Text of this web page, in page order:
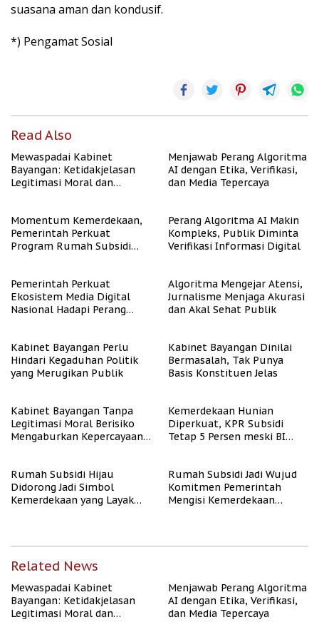
suasana aman dan kondusif.
*) Pengamat Sosial
Read Also
Mewaspadai Kabinet
Bayangan: Ketidakjelasan
Legitimasi Moral dan
Menjawab Perang Algoritma
AI dengan Etika, Verifikasi,
dan Media Tepercaya
Momentum Kemerdekaan,
Pemerintah Perkuat
Program Rumah Subsidi
Perang Algoritma AI Makin
Kompleks, Publik Diminta
Verifikasi Informasi Digital
Pemerintah Perkuat
Ekosistem Media Digital
Nasional Hadapi Perang
Algoritma Mengejar Atensi,
Jurnalisme Menjaga Akurasi
dan Akal Sehat Publik
Kabinet Bayangan Perlu
Hindari Kegaduhan Politik
yang Merugikan Publik
Kabinet Bayangan Dinilai
Bermasalah, Tak Punya
Basis Konstituen Jelas
Kabinet Bayangan Tanpa
Legitimasi Moral Berisiko
Mengaburkan Kepercayaan
Kemerdekaan Hunian
Diperkuat, KPR Subsidi
Tetap 5 Persen meski BI
Rumah Subsidi Hijau
Didorong Jadi Simbol
Kemerdekaan yang Layak
Rumah Subsidi Jadi Wujud
Komitmen Pemerintah
Mengisi Kemerdekaan
Related News
Mewaspadai Kabinet
Bayangan: Ketidakjelasan
Legitimasi Moral dan
Menjawab Perang Algoritma
AI dengan Etika, Verifikasi,
dan Media Tepercaya